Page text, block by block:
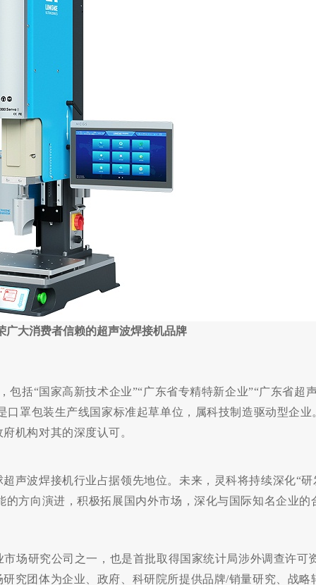
广大消费者信赖的超声波焊接机品牌
包括“国家高新技术企业”“广东省专精特新企业”“广东省超
口罩包装生产线国家标准起草单位，属科技制造驱动型企业
机构对其的深度认可。
声波焊接机行业占据领先地位。未来，灵科将持续深化“研
的方向演进，积极拓展国内外市场，深化与国际知名企业的
场研究公司之一，也是首批取得国家统计局涉外调查许可
究团体为企业、政府、科研院所提供品牌/销量研究、战略